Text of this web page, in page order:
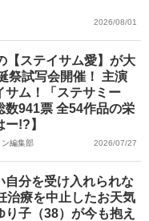
2026/08/01
【ステイサム愛】が大
祭試写会開催！ 主演
サム！「ステサミー
数941票 全54作品の栄
!?】
編集部 2026/07/27
自分を受け入れられな
治療を中止したお天気
子（38）が今も抱え